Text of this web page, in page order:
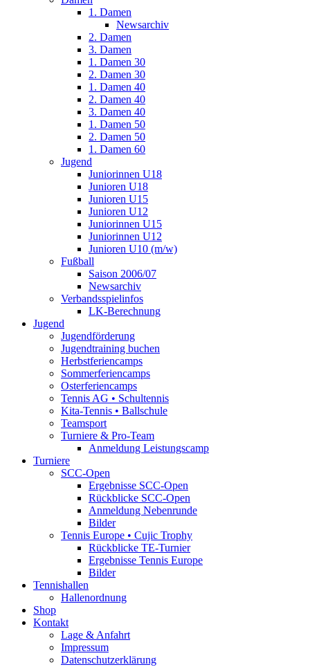
1. Damen
Newsarchiv
2. Damen
3. Damen
1. Damen 30
2. Damen 30
1. Damen 40
2. Damen 40
3. Damen 40
1. Damen 50
2. Damen 50
1. Damen 60
Jugend
Juniorinnen U18
Junioren U18
Junioren U15
Junioren U12
Juniorinnen U15
Juniorinnen U12
Junioren U10 (m/w)
Fußball
Saison 2006/07
Newsarchiv
Verbandsspielinfos
LK-Berechnung
Jugend
Jugendförderung
Jugendtraining buchen
Herbstferiencamps
Sommerferiencamps
Osterferiencamps
Tennis AG • Schultennis
Kita-Tennis • Ballschule
Teamsport
Turniere & Pro-Team
Anmeldung Leistungscamp
Turniere
SCC-Open
Ergebnisse SCC-Open
Rückblicke SCC-Open
Anmeldung Nebenrunde
Bilder
Tennis Europe • Cujic Trophy
Rückblicke TE-Turnier
Ergebnisse Tennis Europe
Bilder
Tennishallen
Hallenordnung
Shop
Kontakt
Lage & Anfahrt
Impressum
Datenschutzerklärung